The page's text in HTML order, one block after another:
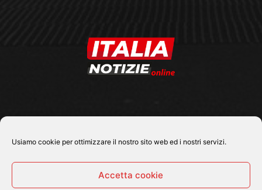
Usiamo cookie per ottimizzare il nostro sito web ed i nostri servizi.
Accetta cookie
SEGUICI SU